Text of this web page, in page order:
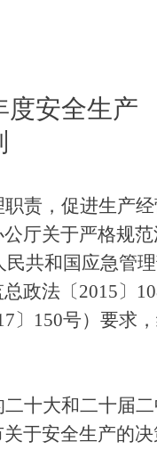
度安全生产
责，促进生产
厅关于严格规
共和国应急管
政法〔2015〕
〕150号）要求
十大和二十届
于安全生产的